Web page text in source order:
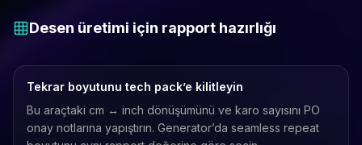
Desen üretimi için rapport hazırlığı
Tekrar boyutunu tech pack’e kilitleyin
Bu araçtaki cm ↔ inch dönüşümünü ve karo sayısını PO
onay notlarına yapıştırın. Generator’da seamless repeat